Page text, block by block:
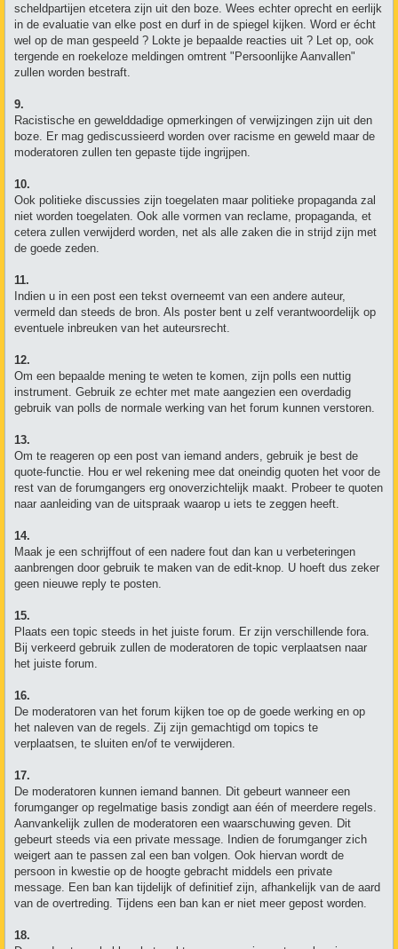
scheldpartijen etcetera zijn uit den boze. Wees echter oprecht en eerlijk
in de evaluatie van elke post en durf in de spiegel kijken. Word er écht
wel op de man gespeeld ? Lokte je bepaalde reacties uit ? Let op, ook
tergende en roekeloze meldingen omtrent "Persoonlijke Aanvallen"
zullen worden bestraft.
9.
Racistische en gewelddadige opmerkingen of verwijzingen zijn uit den
boze. Er mag gediscussieerd worden over racisme en geweld maar de
moderatoren zullen ten gepaste tijde ingrijpen.
10.
Ook politieke discussies zijn toegelaten maar politieke propaganda zal
niet worden toegelaten. Ook alle vormen van reclame, propaganda, et
cetera zullen verwijderd worden, net als alle zaken die in strijd zijn met
de goede zeden.
11.
Indien u in een post een tekst overneemt van een andere auteur,
vermeld dan steeds de bron. Als poster bent u zelf verantwoordelijk op
eventuele inbreuken van het auteursrecht.
12.
Om een bepaalde mening te weten te komen, zijn polls een nuttig
instrument. Gebruik ze echter met mate aangezien een overdadig
gebruik van polls de normale werking van het forum kunnen verstoren.
13.
Om te reageren op een post van iemand anders, gebruik je best de
quote-functie. Hou er wel rekening mee dat oneindig quoten het voor de
rest van de forumgangers erg onoverzichtelijk maakt. Probeer te quoten
naar aanleiding van de uitspraak waarop u iets te zeggen heeft.
14.
Maak je een schrijffout of een nadere fout dan kan u verbeteringen
aanbrengen door gebruik te maken van de edit-knop. U hoeft dus zeker
geen nieuwe reply te posten.
15.
Plaats een topic steeds in het juiste forum. Er zijn verschillende fora.
Bij verkeerd gebruik zullen de moderatoren de topic verplaatsen naar
het juiste forum.
16.
De moderatoren van het forum kijken toe op de goede werking en op
het naleven van de regels. Zij zijn gemachtigd om topics te
verplaatsen, te sluiten en/of te verwijderen.
17.
De moderatoren kunnen iemand bannen. Dit gebeurt wanneer een
forumganger op regelmatige basis zondigt aan één of meerdere regels.
Aanvankelijk zullen de moderatoren een waarschuwing geven. Dit
gebeurt steeds via een private message. Indien de forumganger zich
weigert aan te passen zal een ban volgen. Ook hiervan wordt de
persoon in kwestie op de hoogte gebracht middels een private
message. Een ban kan tijdelijk of definitief zijn, afhankelijk van de aard
van de overtreding. Tijdens een ban kan er niet meer gepost worden.
18.